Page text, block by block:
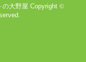
の大野屋 Copyright ©